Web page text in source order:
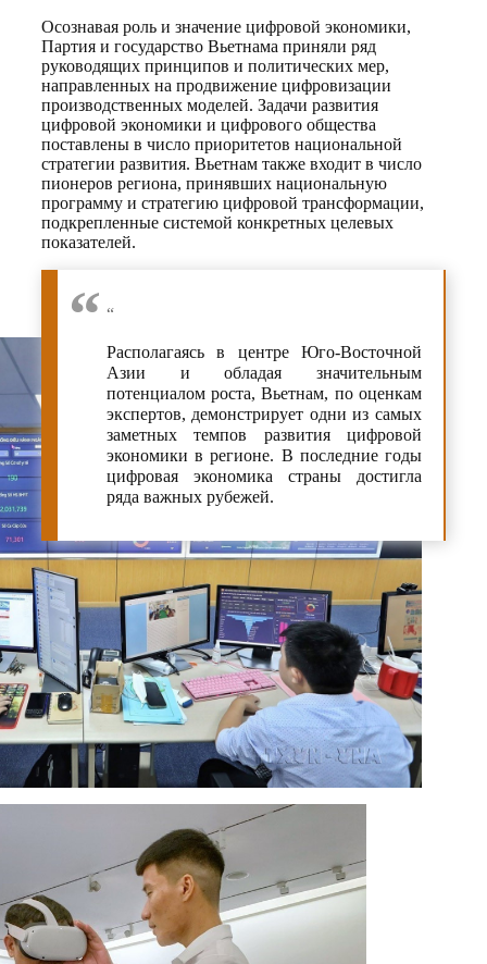
Осознавая роль и значение цифровой экономики,
Партия и государство Вьетнама приняли ряд
руководящих принципов и политических мер,
направленных на продвижение цифровизации
производственных моделей. Задачи развития
цифровой экономики и цифрового общества
поставлены в число приоритетов национальной
стратегии развития. Вьетнам также входит в число
пионеров региона, принявших национальную
программу и стратегию цифровой трансформации,
подкрепленные системой конкретных целевых
показателей.
“
Располагаясь в центре Юго-Восточной
Азии и обладая значительным
потенциалом роста, Вьетнам, по оценкам
экспертов, демонстрирует одни из самых
заметных темпов развития цифровой
экономики в регионе. В последние годы
цифровая экономика страны достигла
ряда важных рубежей.